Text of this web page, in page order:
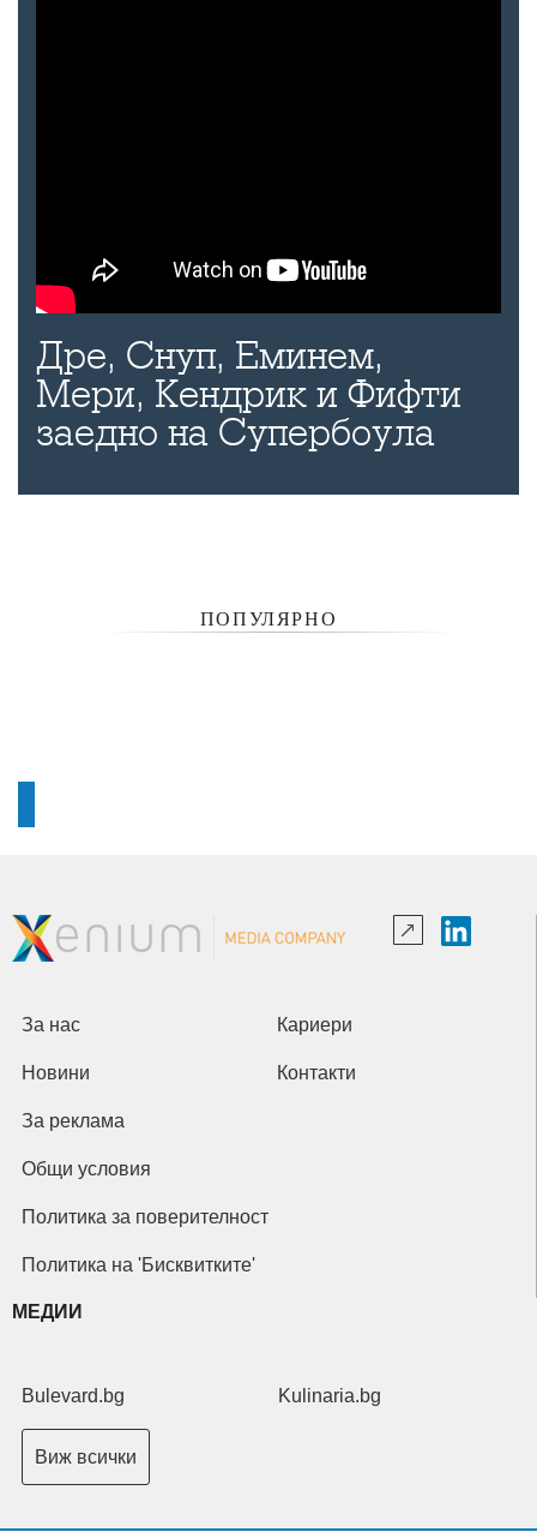
Дре, Снуп, Еминем,
Мери, Кендрик и Фифти
заедно на Супербоула
ПОПУЛЯРНО
За нас Кариери
Новини Контакти
За реклама
Общи условия
Политика за поверителност
Политика на 'Бисквитките'
МЕДИИ
Bulevard.bg Kulinaria.bg
Виж всички